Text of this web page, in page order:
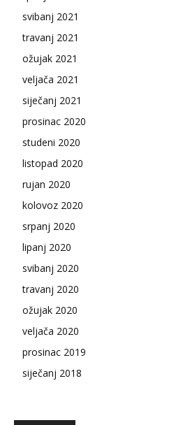
svibanj 2021
travanj 2021
ožujak 2021
veljača 2021
siječanj 2021
prosinac 2020
studeni 2020
listopad 2020
rujan 2020
kolovoz 2020
srpanj 2020
lipanj 2020
svibanj 2020
travanj 2020
ožujak 2020
veljača 2020
prosinac 2019
siječanj 2018